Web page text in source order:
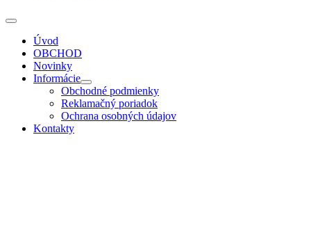
Toggle
Navigation
Úvod
OBCHOD
Novinky
Informácie
Obchodné podmienky
Reklamačný poriadok
Ochrana osobných údajov
Kontakty